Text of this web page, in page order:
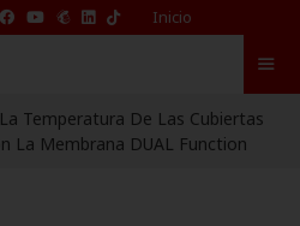
TikTok
de
Inicio
Temperatura De Las Cubiertas
La Membrana DUAL Function